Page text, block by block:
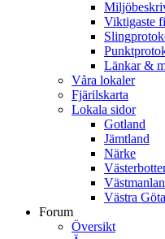
Viktigaste
Länkar &
Våra lokaler
Fjärilskarta
Lokala sidor
Gotland
Jämtland
Närke
Västra
Forum
Översikt